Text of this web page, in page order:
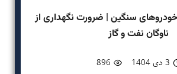
سنگین | ضرورت نگهداری از
ناوگان نفت و گاز
3 دی 1404 896